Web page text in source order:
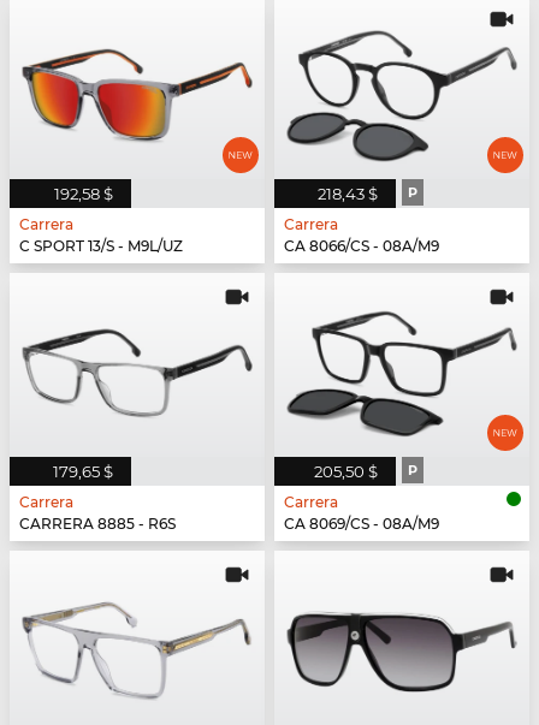
192,58 $
Carrera
C SPORT 13/S - M9L/UZ
218,43 $ P
Carrera
CA 8066/CS - 08A/M9
179,65 $
Carrera
CARRERA 8885 - R6S
205,50 $ P
Carrera
CA 8069/CS - 08A/M9